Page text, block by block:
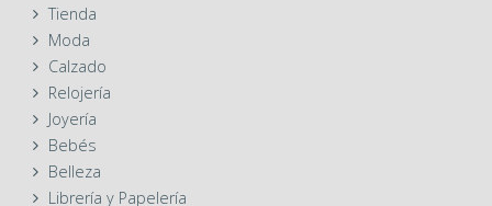
Tienda
Moda
Calzado
Relojería
Joyería
Bebés
Belleza
Librería y Papelería